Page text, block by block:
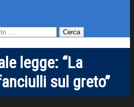
legge: “La
sul greto”